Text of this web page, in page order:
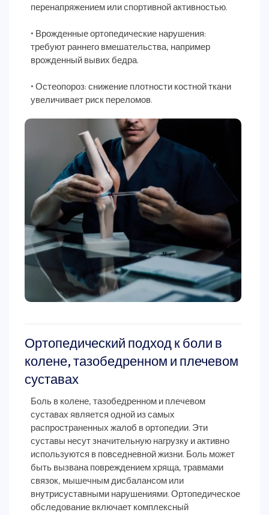
перенапряжением или спортивной активностью.
• Врожденные ортопедические нарушения:
требуют раннего вмешательства, например
врожденный вывих бедра.
• Остеопороз: снижение плотности костной ткани
увеличивает риск переломов.
Ортопедический подход к боли в
колене, тазобедренном и плечевом
суставах
Боль в колене, тазобедренном и плечевом
суставах является одной из самых
распространенных жалоб в ортопедии. Эти
суставы несут значительную нагрузку и активно
используются в повседневной жизни. Боль может
быть вызвана повреждением хряща, травмами
связок, мышечным дисбалансом или
внутрисуставными нарушениями. Ортопедическое
обследование включает комплексный